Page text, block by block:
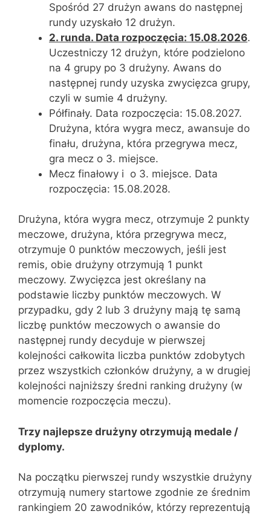
Spośród 27 drużyn awans do następnej
rundy uzyskało 12 drużyn.
2. runda. Data rozpoczęcia: 15.08.2026.
Uczestniczy 12 drużyn, które podzielono
na 4 grupy po 3 drużyny. Awans do
następnej rundy uzyska zwycięzca grupy,
czyli w sumie 4 drużyny.
Półfinały. Data rozpoczęcia: 15.08.2027.
Drużyna, która wygra mecz, awansuje do
finału, drużyna, która przegrywa mecz,
gra mecz o 3. miejsce.
Mecz finałowy i o 3. miejsce. Data
rozpoczęcia: 15.08.2028.
Drużyna, która wygra mecz, otrzymuje 2 punkty
meczowe, drużyna, która przegrywa mecz,
otrzymuje 0 punktów meczowych, jeśli jest
remis, obie drużyny otrzymują 1 punkt
meczowy. Zwycięzca jest określany na
podstawie liczby punktów meczowych. W
przypadku, gdy 2 lub 3 drużyny mają tę samą
liczbę punktów meczowych o awansie do
następnej rundy decyduje w pierwszej
kolejności całkowita liczba punktów zdobytych
przez wszystkich członków drużyny, a w drugiej
kolejności najniższy średni ranking drużyny (w
momencie rozpoczęcia meczu).
Trzy najlepsze drużyny otrzymują medale /
dyplomy.
Na początku pierwszej rundy wszystkie drużyny
otrzymują numery startowe zgodnie ze średnim
rankingiem 20 zawodników, którzy reprezentują